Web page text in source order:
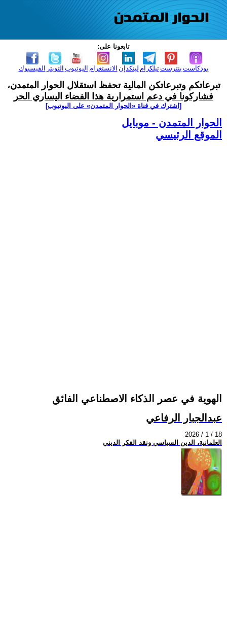
تابعونا على:
الفيسبوك التويتر اليوتيوب الانستغرام لينكدإن تيلكرامبنترست بودكاست
تبرعاتكم وتبرعاتكن المالية تحفظ استقلال الحوار المتمدن،
فشاركونا في دعم استمرارية هذا الفضاء اليساري الحر
[اشترك في قناة ‫«الحوار المتمدن» على اليوتيوب]
الحوار المتمدن - موبايل
الموقع الرئيسي
الهوية في عصر الذكاء الاصطناعي الفائق
عبدالجبار الرفاعي
2026 / 1 / 18
العلمانية، الدين السياسي ونقد الفكر الديني